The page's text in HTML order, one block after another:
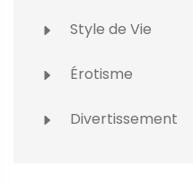
Style de Vie
Érotisme
Divertissement